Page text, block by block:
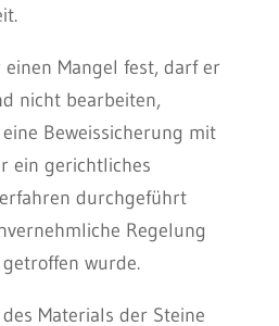
Mangel fest, darf er
nicht bearbeiten,
Beweissicherung mit
ein gerichtliches
durchgeführt
Regelung
wurde.
Materials der Steine